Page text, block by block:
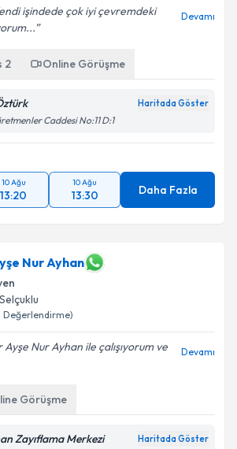
işindede çok iyi çevremdeki
Devamı
2 Online Görüşme
Haritada Göster
Caddesi No:11 D:1
10 Ağu
13:20
10 Ağu
13:30 Daha Fazla
Nur Ayhan
Selçuklu
Değerlendirme)
Ayşe Nur Ayhan ile çalışıyorum ve
Devamı
Görüşme
Zayıflama Merkezi Haritada Göster